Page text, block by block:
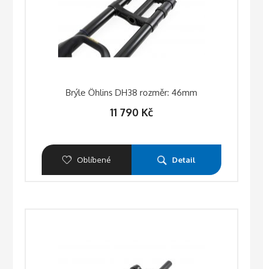
Brýle Öhlins DH38 rozměr: 46mm
11 790 Kč
Oblíbené Detail